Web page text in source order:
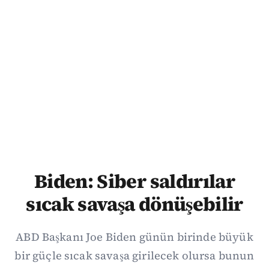
Biden: Siber saldırılar
sıcak savaşa dönüşebilir
ABD Başkanı Joe Biden günün birinde büyük
bir güçle sıcak savaşa girilecek olursa bunun